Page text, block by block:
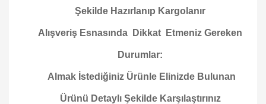
Şekilde Hazırlanıp Kargolanır
Alışveriş Esnasında Dikkat Etmeniz Gereken
Durumlar:
Almak İstediğiniz Ürünle Elinizde Bulunan
Ürünü Detaylı Şekilde Karşılaştırınız